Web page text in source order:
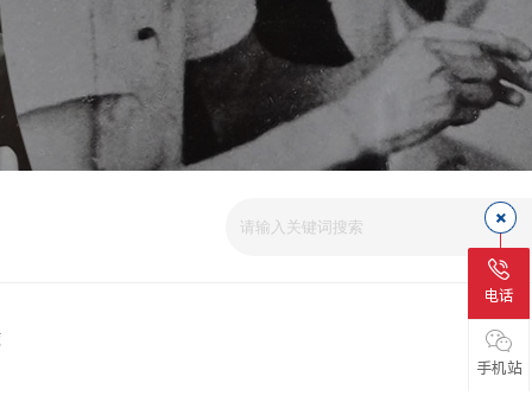
电话
手机站